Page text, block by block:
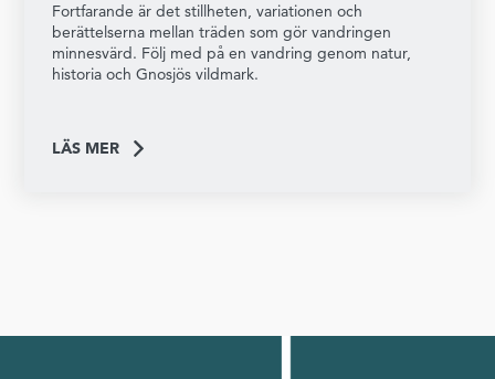
Fortfarande är det stillheten, variationen och
berättelserna mellan träden som gör vandringen
minnesvärd. Följ med på en vandring genom natur,
historia och Gnosjös vildmark.
LÄS MER